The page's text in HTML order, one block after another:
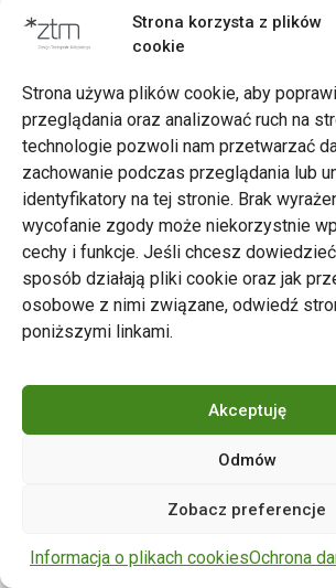
Strona korzysta z plików
cookie
Strona używa plików cookie, aby
przeglądania oraz analizować ruch na
technologie pozwoli nam przetwarzać
zachowanie podczas przeglądania lub
identyfikatory na tej stronie. Brak
wycofanie zgody może niekorzystnie
cechy i funkcje. Jeśli chcesz
sposób działają pliki cookie oraz jak
osobowe z nimi związane, odwiedź
poniższymi linkami.
Akceptuję
Odmów
Zobacz preferencje
Informacja o plikach cookiesOchrona
Zarząd Transportu Miejskiego w
Napisz do nas
tel. 61 646 33 44
ul. Matejki 59, 60-770 Poznań
zastrzeżone.